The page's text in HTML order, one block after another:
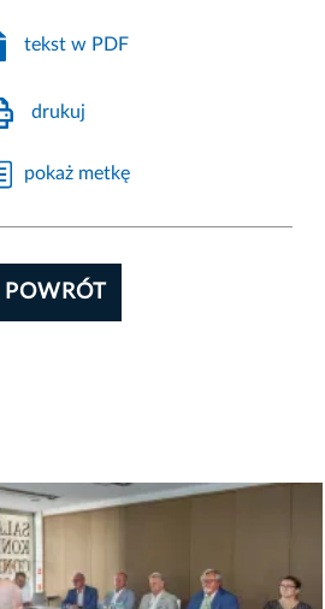
tekst w PDF
drukuj
pokaż metkę
POWRÓT